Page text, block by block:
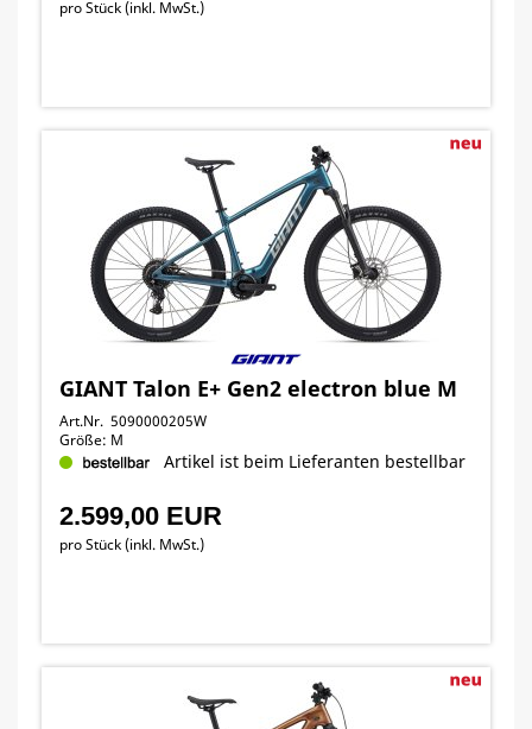
pro Stück (inkl. MwSt.)
GIANT Talon E+ Gen2 electron blue M
Art.Nr. 5090000205W
Größe: M
Artikel ist beim Lieferanten bestellbar
2.599,00 EUR
pro Stück (inkl. MwSt.)